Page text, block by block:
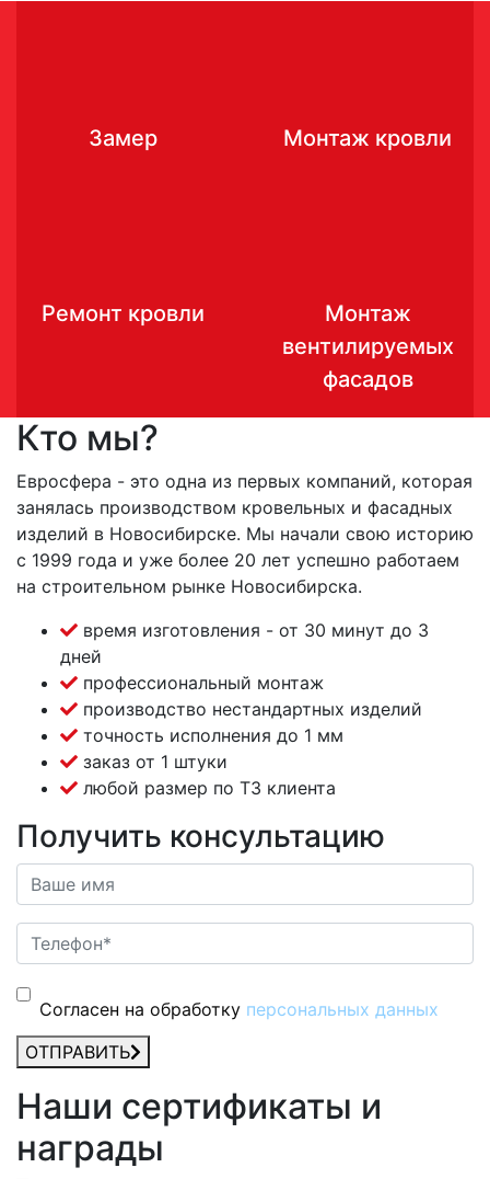
Замер Монтаж кровли
Ремонт кровли
Монтаж
вентилируемых
фасадов
Кто мы?
Евросфера - это одна из первых компаний, которая
занялась производством кровельных и фасадных
изделий в Новосибирске. Мы начали свою историю
с 1999 года и уже более 20 лет успешно работаем
на строительном рынке Новосибирска.
время изготовления - от 30 минут до 3
дней
профессиональный монтаж
производство нестандартных изделий
точность исполнения до 1 мм
заказ от 1 штуки
любой размер по ТЗ клиента
Получить консультацию
Согласен на обработку персональных данных
ОТПРАВИТЬ
Наши сертификаты и
награды